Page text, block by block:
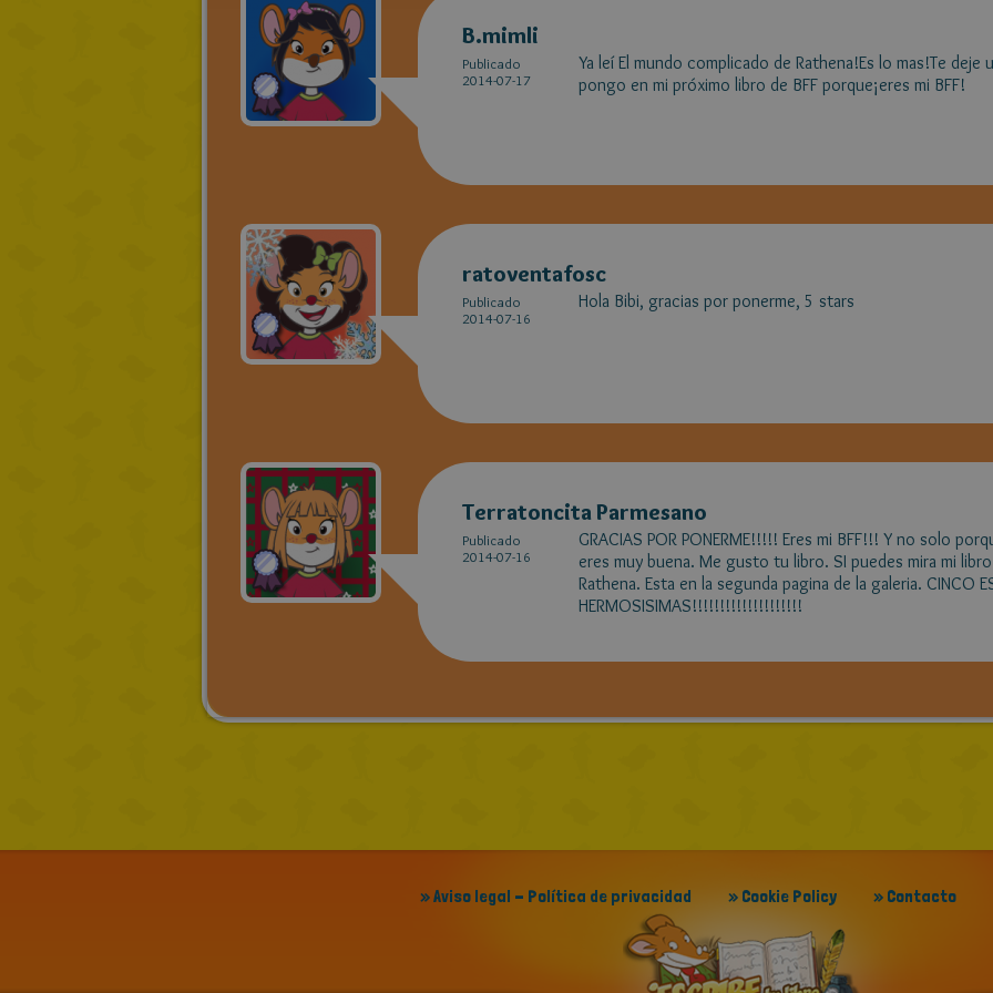
B.mimli
Publicado
2014-07-17
Ya leí El mundo complicado de Rathena!Es lo mas!Te
pongo en mi próximo libro de BFF porque¡eres mi BFF!
ratoventafosc
Publicado
2014-07-16
Hola Bibi, gracias por ponerme, 5 stars
Terratoncita Parmesano
Publicado
2014-07-16
GRACIAS POR PONERME!!!!! Eres mi BFF!!! Y no solo
eres muy buena. Me gusto tu libro. SI puedes mira mi
Rathena. Esta en la segunda pagina de la galeria. CINCO
HERMOSISIMAS!!!!!!!!!!!!!!!!!!!!
» Aviso legal - Política de privacidad » Cookie Policy » Contacto